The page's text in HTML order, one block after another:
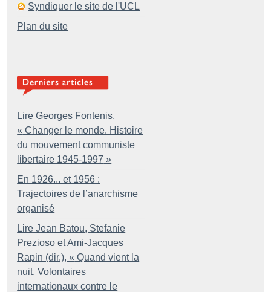
Syndiquer le site de l'UCL
Plan du site
Lire Georges Fontenis,
« Changer le monde. Histoire
du mouvement communiste
libertaire 1945-1997 »
En 1926... et 1956 :
Trajectoires de l’anarchisme
organisé
Lire Jean Batou, Stefanie
Prezioso et Ami-Jacques
Rapin (dir.), « Quand vient la
nuit. Volontaires
internationaux contre le